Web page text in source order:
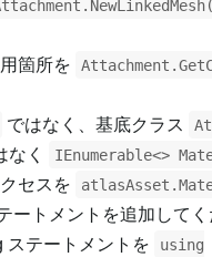
箇所を
ではなく、基底クラス
なく IEnumerable<>
セスを
ートメントを追加してく
ステートメントを
using